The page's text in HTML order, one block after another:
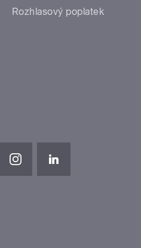
Rozhlasový poplatek